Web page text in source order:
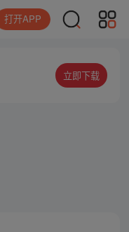
打开APP
立即下载